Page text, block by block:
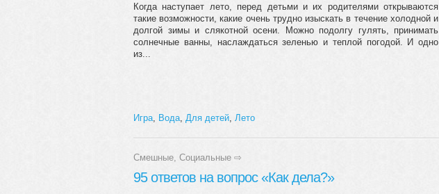
Когда наступает лето, перед детьми и их родителями открываются
такие возможности, какие очень трудно изыскать в течение холодной и
долгой зимы и слякотной осени. Можно подолгу гулять, принимать
солнечные ванны, наслаждаться зеленью и теплой погодой. И одно
из...
Игра Вода Для детей Лето
Смешные Социальные ⇨
95 ответов на вопрос «Как дела?»